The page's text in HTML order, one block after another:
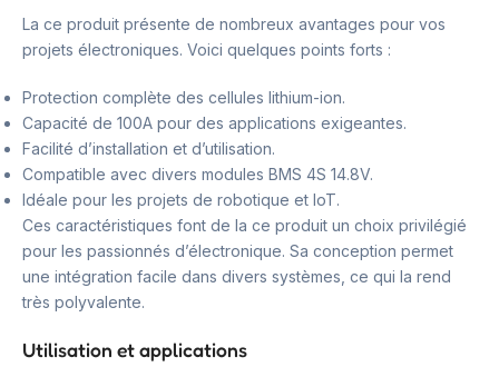
La ce produit présente de nombreux avantages pour vos
projets électroniques. Voici quelques points forts :
Protection complète des cellules lithium-ion.
Capacité de 100A pour des applications exigeantes.
Facilité d’installation et d’utilisation.
Compatible avec divers modules BMS 4S 14.8V.
Idéale pour les projets de robotique et IoT.
Ces caractéristiques font de la ce produit un choix privilégié
pour les passionnés d’électronique. Sa conception permet
une intégration facile dans divers systèmes, ce qui la rend
très polyvalente.
Utilisation et applications